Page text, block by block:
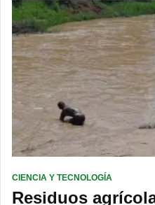
CIENCIA Y TECNOLOGÍA
Residuos